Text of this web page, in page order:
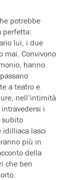
potrebbe
perfetta:
lui, i due
mai. Convivono
hanno
a teatro e
nell’intimità
i
subito
idilliaca lasci
più in
della
che ben